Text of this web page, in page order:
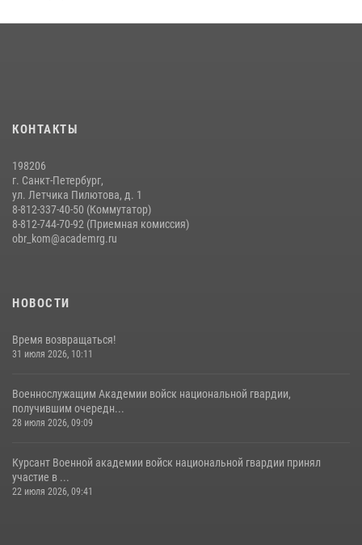
КОНТАКТЫ
198206
г. Санкт-Петербург,
ул. Летчика Пилютова, д. 1
8-812-337-40-50 (Коммутатор)
8-812-744-70-92 (Приемная комиссия)
obr_kom@academrg.ru
НОВОСТИ
Время возвращаться!
31 июля 2026, 10:11
Военнослужащим Академии войск национальной гвардии,
получившим очередн...
28 июля 2026, 09:09
Курсант Военной академии войск национальной гвардии принял
участие в ...
22 июля 2026, 09:41